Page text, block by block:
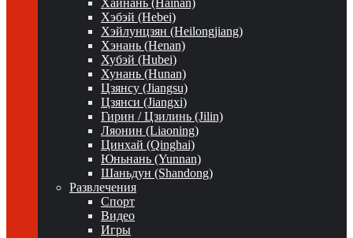
Хайнань (Hainan)
Хэбэй (Hebei)
Хэйлунцзян (Heilongjiang)
Хэнань (Henan)
Хубэй (Hubei)
Хунань (Hunan)
Цзянсу (Jiangsu)
Цзянси (Jiangxi)
Гирин / Цзилинь (Jilin)
Ляонин (Liaoning)
Цинхай (Qinghai)
Юньнань (Yunnan)
Шаньдун (Shandong)
Развлечения
Спорт
Видео
Игры